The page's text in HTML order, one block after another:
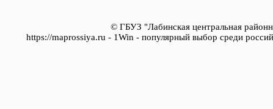
© ГБУЗ "Лабинская центральная
https://maprossiya.ru - 1Win - популярный выбор среди